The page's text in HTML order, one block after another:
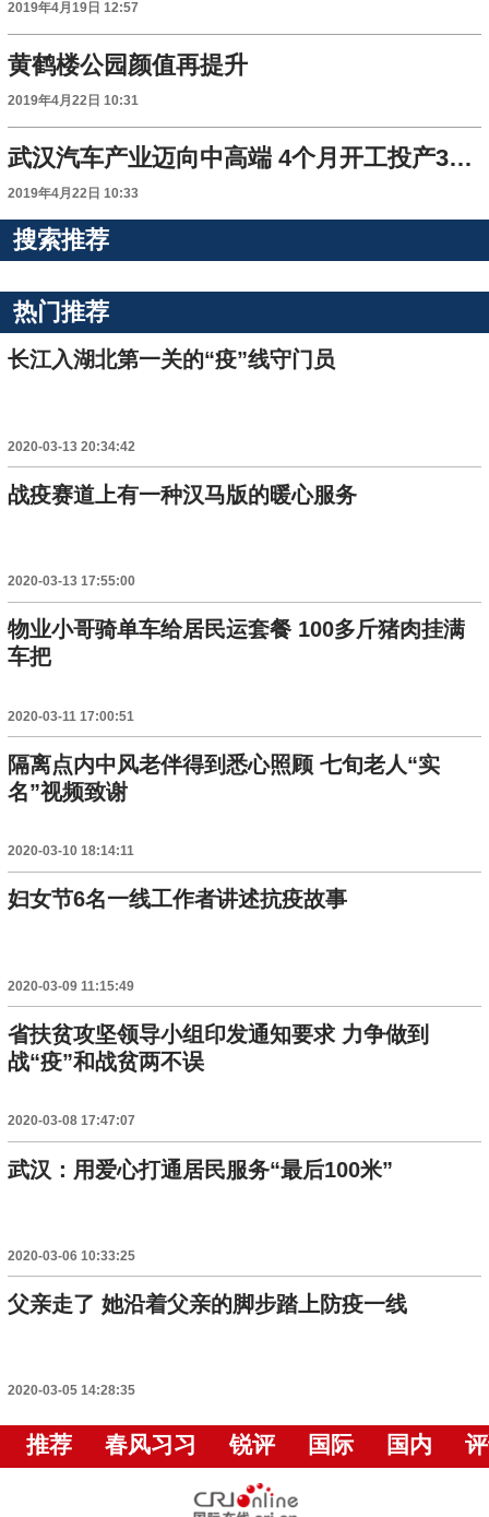
2019年4月19日 12:57
黄鹤楼公园颜值再提升
2019年4月22日 10:31
武汉汽车产业迈向中高端 4个月开工投产3个整车项目
2019年4月22日 10:33
搜索推荐
热门推荐
长江入湖北第一关的“疫”线守门员
2020-03-13 20:34:42
战疫赛道上有一种汉马版的暖心服务
2020-03-13 17:55:00
物业小哥骑单车给居民运套餐 100多斤猪肉挂满
车把
2020-03-11 17:00:51
隔离点内中风老伴得到悉心照顾 七旬老人“实
名”视频致谢
2020-03-10 18:14:11
妇女节6名一线工作者讲述抗疫故事
2020-03-09 11:15:49
省扶贫攻坚领导小组印发通知要求 力争做到
战“疫”和战贫两不误
2020-03-08 17:47:07
武汉：用爱心打通居民服务“最后100米”
2020-03-06 10:33:25
父亲走了 她沿着父亲的脚步踏上防疫一线
2020-03-05 14:28:35
推荐 春风习习 锐评 国际 国内